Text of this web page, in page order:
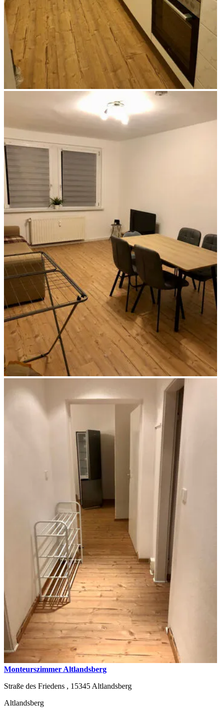
Monteurszimmer Altlandsberg
Straße des Friedens , 15345 Altlandsberg
Altlandsberg